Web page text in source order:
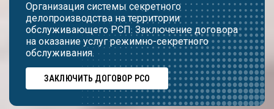
Организация системы секретного
делопроизводства на территории
обслуживающего РСП. Заключение договора
на оказание услуг режимно-секретного
обслуживания.
ЗАКЛЮЧИТЬ ДОГОВОР РСО